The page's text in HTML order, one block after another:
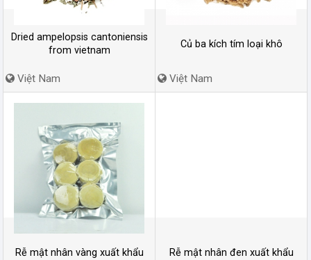
Dried ampelopsis cantoniensis
from vietnam
Việt Nam
Củ ba kích tím loại khô
Việt Nam
Rễ mật nhân vàng xuất khẩu Rễ mật nhân đen xuất khẩu